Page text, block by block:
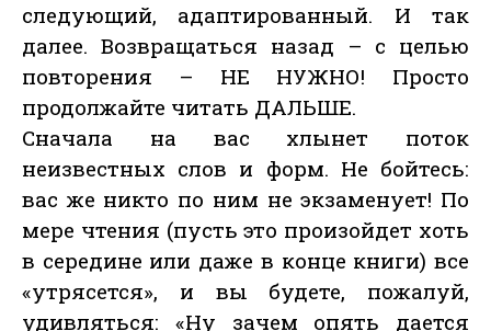
следующий, адаптированный. И так
далее. Возвращаться назад – с целью
повторения – НЕ НУЖНО! Просто
продолжайте читать ДАЛЬШЕ.
Сначала на вас хлынет поток
неизвестных слов и форм. Не бойтесь:
вас же никто по ним не экзаменует! По
мере чтения (пусть это произойдет хоть
в середине или даже в конце книги) все
«утрясется», и вы будете, пожалуй,
удивляться: «Ну зачем опять дается